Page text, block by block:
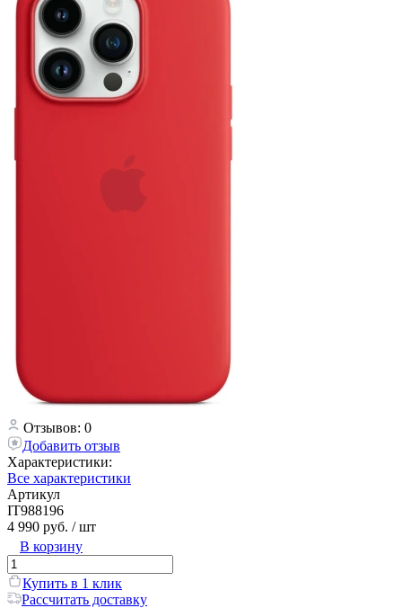
Отзывов: 0
Добавить отзыв
Характеристики:
Все характеристики
Артикул
IT988196
4 990 руб. / шт
В корзину
Купить в 1 клик
Рассчитать доставку